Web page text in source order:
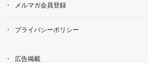
メルマガ会員登録
プライバシーポリシー
広告掲載